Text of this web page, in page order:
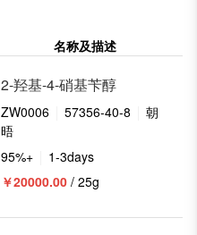
名称及描述
2-羟基-4-硝基苄醇
ZW0006 57356-40-8
朝
晤
95%+
1-3days
￥20000.00 / 25g